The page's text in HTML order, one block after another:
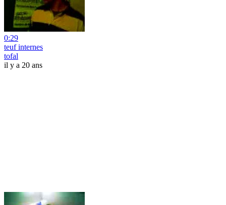
0:29
teuf internes
tofal
il y a 20 ans